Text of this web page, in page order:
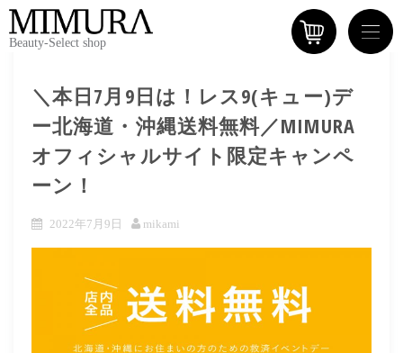
Beauty-Select shop
＼本日7月9日は！レス9(キュー)デ
ー北海道・沖縄送料無料／MIMURA
オフィシャルサイト限定キャンペ
ーン！
2022年7月9日 mikami